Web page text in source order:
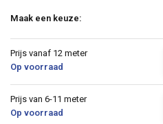
Maak een keuze:
Prijs vanaf 12 meter
Op voorraad
Prijs van 6-11 meter
Op voorraad